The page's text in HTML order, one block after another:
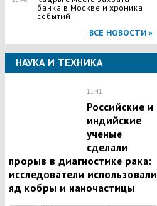
банка в Москве и хроника
событий
ВСЕ НОВОСТИ »
НАУКА И ТЕХНИКА
11:41
Российские и
индийские
ученые
сделали
прорыв в диагностике рака:
исследователи использовали
яд кобры и наночастицы